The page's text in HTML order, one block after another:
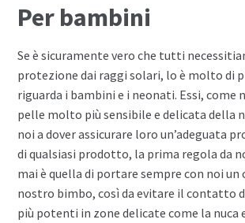
Per bambini
Se è sicuramente vero che tutti
protezione dai raggi solari, lo è molto di
riguarda i bambini e i neonati. Essi, come
pelle molto più sensibile e delicata della
noi a dover assicurare loro un’adeguata
di qualsiasi prodotto, la prima regola da
mai è quella di portare sempre con noi
nostro bimbo, così da evitare il contatto
più potenti in zone delicate come la nuca